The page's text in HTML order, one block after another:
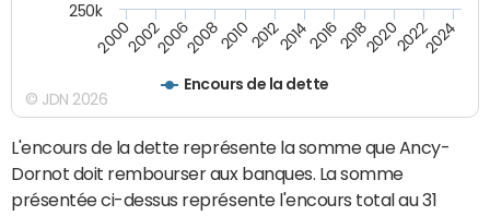
Encours de la dette
200020022006200820102012201420162018202020222024
250k
© JDN 2026
L'encours de la dette représente la somme que Ancy-
Dornot doit rembourser aux banques. La somme
présentée ci-dessus représente l'encours total au 31